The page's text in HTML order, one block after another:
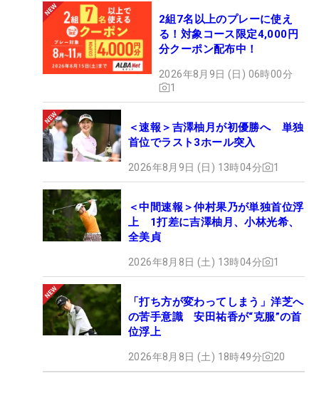
2組7名以上のプレーに使え
る！対象コース限定4,000円
分クーポン配布中！
2026年8月9日 (日) 06時00分
1
＜速報＞吉澤柚月が初優勝へ 単独
首位でラスト3ホール突入
2026年8月9日 (日) 13時04分 1
＜中間速報＞仲村果乃が単独首位浮
上 1打差に吉澤柚月、小林光希、
全美貞
2026年8月8日 (土) 13時04分 1
「打ち方が変わってしまう」洋芝へ
の苦手意識 安田祐香が“克服”の首
位浮上
2026年8月8日 (土) 18時49分 20